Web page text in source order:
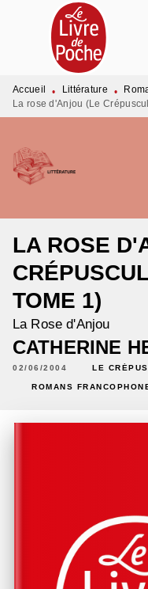
MENU
PIED DE PAGE
Accueil • Littérature •
La rose d'Anjou (Le
LA ROSE
TOME 1)
La Rose d'Anjou
CATHERINE
02/06/2004 LE
ROMANS